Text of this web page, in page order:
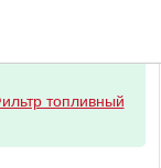
топливный